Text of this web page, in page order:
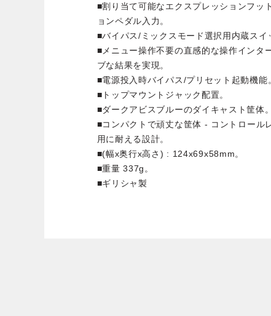
■割り当て可能なエクスプレッションフッ
ョンペダル入力。
■バイパス/ミックスモード選択用内蔵スイ
■メニュー操作不要の直感的な操作インタ
ブな結果を実現。
■電源投入時バイパス/プリセット起動機能
■トップマウントジャック配置。
■ダークアビスブルーのダイキャスト筐体。
■コンパクトで頑丈な筐体 - コントロール
用に耐える設計。
■(幅x奥行x高さ) : 124x69x58mm。
■重量 337g。
■ギリシャ製